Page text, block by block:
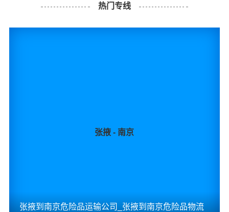
通知公司客服以便安排仓库存放。
热门专线
张掖 - 南京
张掖到南京危险品运输公司_张掖到南京危险品物流